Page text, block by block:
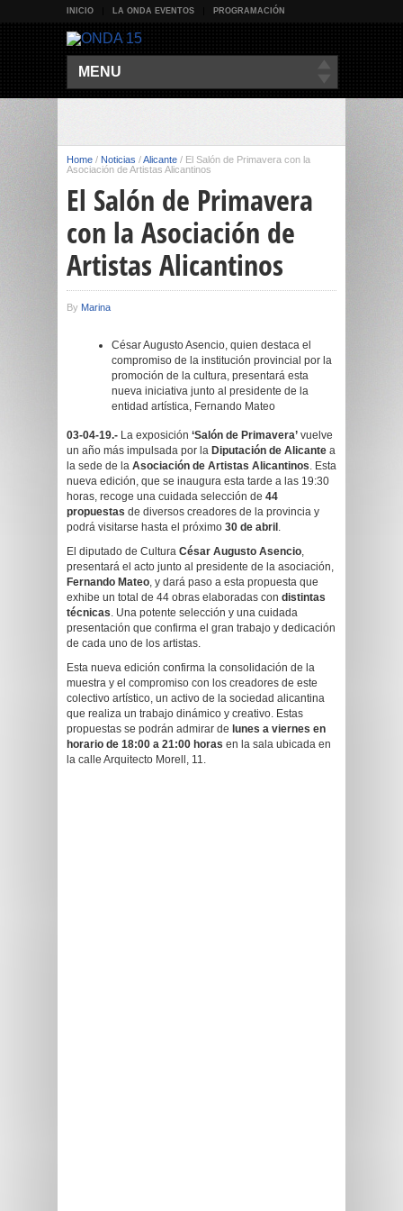
INICIO LA ONDA EVENTOS PROGRAMACIÓN
MENU
Home / Noticias /Alicante / El Salón de Primavera con la
Asociación de Artistas Alicantinos
El Salón de Primavera
con la Asociación de
Artistas Alicantinos
By Marina
César Augusto Asencio, quien destaca el
compromiso de la institución provincial por la
promoción de la cultura, presentará esta
nueva iniciativa junto al presidente de la
entidad artística, Fernando Mateo
03-04-19.- La exposición ‘Salón de Primavera’ vuelve
un año más impulsada por la Diputación de Alicante a
la sede de la Asociación de Artistas Alicantinos. Esta
nueva edición, que se inaugura esta tarde a las 19:30
horas, recoge una cuidada selección de 44
propuestas de diversos creadores de la provincia y
podrá visitarse hasta el próximo 30 de abril .
El diputado de Cultura César Augusto Asencio,
presentará el acto junto al presidente de la asociación,
Fernando Mateo, y dará paso a esta propuesta que
exhibe un total de 44 obras elaboradas con distintas
técnicas. Una potente selección y una cuidada
presentación que confirma el gran trabajo y dedicación
de cada uno de los artistas.
Esta nueva edición confirma la consolidación de la
muestra y el compromiso con los creadores de este
colectivo artístico, un activo de la sociedad alicantina
que realiza un trabajo dinámico y creativo. Estas
propuestas se podrán admirar de lunes a viernes en
horario de 18:00 a 21:00 horas en la sala ubicada en
la calle Arquitecto Morell, 11.